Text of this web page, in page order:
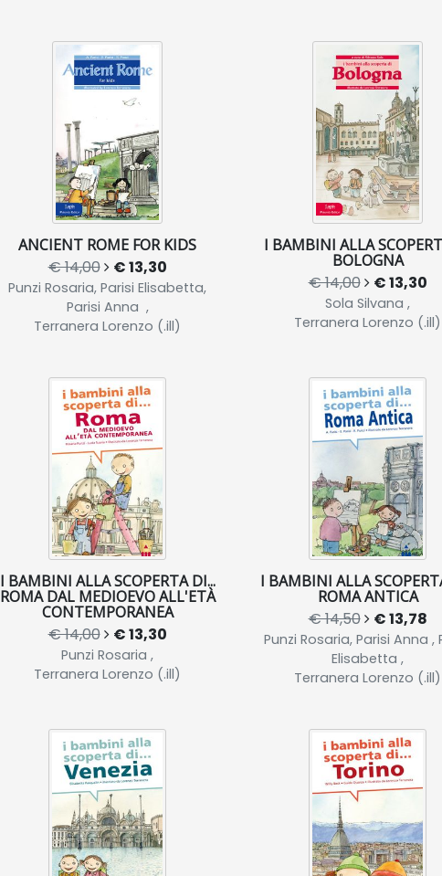
ANCIENT ROME FOR KIDS
€ 14,00 € 13,30
Punzi Rosaria, Parisi Elisabetta,
Parisi Anna ,
Terranera Lorenzo (.ill)
I BAMBINI ALLA
BOLOGNA
€ 14,00 € 13,30
Sola Silvana ,
Terranera Lorenzo (.ill)
I BAMBINI ALLA SCOPERTA DI...
ROMA DAL MEDIOEVO ALL'ETÀ
CONTEMPORANEA
€ 14,00 € 13,30
Punzi Rosaria ,
Terranera Lorenzo (.ill)
I BAMBINI ALLA
ROMA ANTICA
€ 14,50 € 13,78
Punzi Rosaria, Parisi Anna ,
Elisabetta ,
Terranera Lorenzo (.ill)